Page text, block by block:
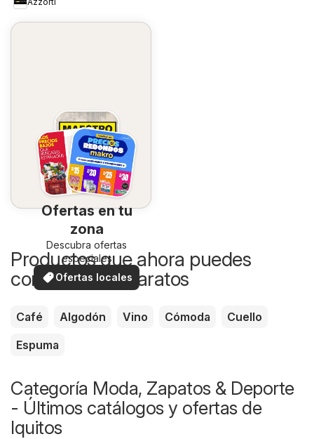
Ofertas en tu
zona
Descubra ofertas
especiales
Ofertas locales
Productos que ahora puedes
comprar más baratos
Café Algodón Vino Cómoda
Cuello
Espuma
Categoría Moda, Zapatos & Deporte
- Últimos catálogos y ofertas de
Iquitos